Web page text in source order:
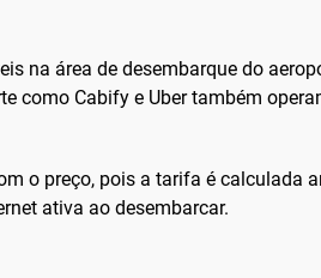
na área de desembarque do
como Cabify e Uber também
o preço, pois a tarifa é calculada
ativa ao desembarcar.